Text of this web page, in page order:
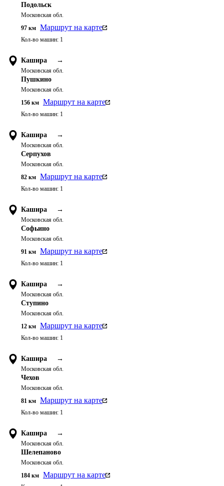
Подольск
Московская обл.
97 км Маршрут на карте
Кол-во машин: 1
Кашира →
Московская обл.
Пушкино
Московская обл.
156 км Маршрут на карте
Кол-во машин: 1
Кашира →
Московская обл.
Серпухов
Московская обл.
82 км Маршрут на карте
Кол-во машин: 1
Кашира →
Московская обл.
Софьино
Московская обл.
91 км Маршрут на карте
Кол-во машин: 1
Кашира →
Московская обл.
Ступино
Московская обл.
12 км Маршрут на карте
Кол-во машин: 1
Кашира →
Московская обл.
Чехов
Московская обл.
81 км Маршрут на карте
Кол-во машин: 1
Кашира →
Московская обл.
Шелепаново
Московская обл.
184 км Маршрут на карте